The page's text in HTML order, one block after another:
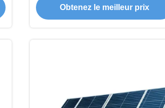
Obtenez le meilleur prix